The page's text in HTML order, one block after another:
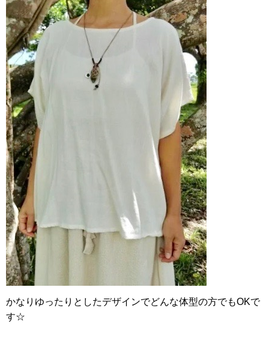
かなりゆったりとしたデザインでどんな体型の方でもOKで
す☆